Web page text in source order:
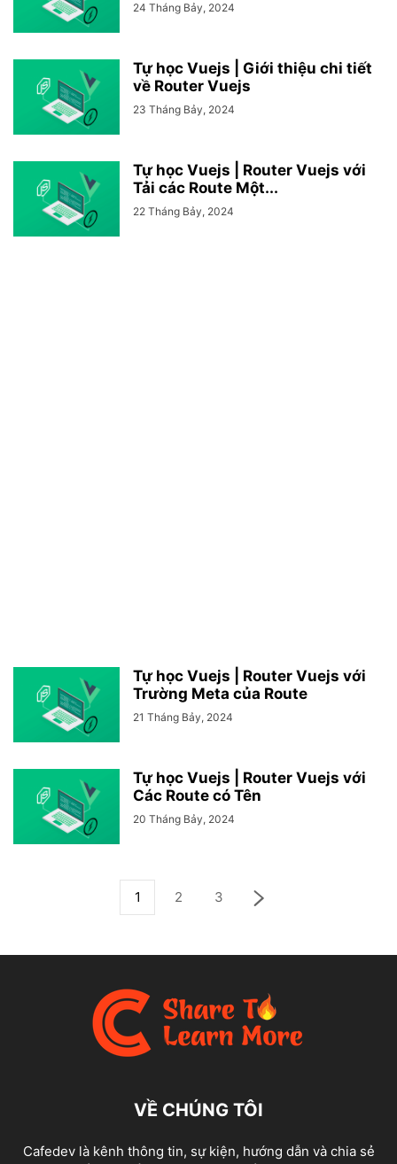
24 Tháng Bảy, 2024
Tự học Vuejs | Giới thiệu chi tiết
về Router Vuejs
23 Tháng Bảy, 2024
Tự học Vuejs | Router Vuejs với
Tải các Route Một...
22 Tháng Bảy, 2024
Tự học Vuejs | Router Vuejs với
Trường Meta của Route
21 Tháng Bảy, 2024
Tự học Vuejs | Router Vuejs với
Các Route có Tên
20 Tháng Bảy, 2024
1 2 3
VỀ CHÚNG TÔI
Cafedev là kênh thông tin, sự kiện, hướng dẫn và chia sẻ